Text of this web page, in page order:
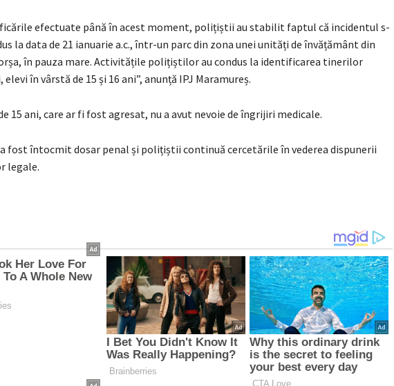
efectuate până în acest moment, polițiștii au stabilit faptul că incidentul s-
la data de 21 ianuarie a.c., într-un parc din zona unei unități de învățământ din
în pauza mare. Activitățile polițiștilor au condus la identificarea tinerilor
în vârstă de 15 și 16 ani”, anunță IPJ Maramureș.
15 ani, care ar fi fost agresat, nu a avut nevoie de îngrijiri medicale.
fost întocmit dosar penal și polițiștii continuă cercetările în vederea dispunerii
legale.